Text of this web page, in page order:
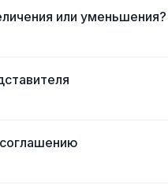
или уменьшения?